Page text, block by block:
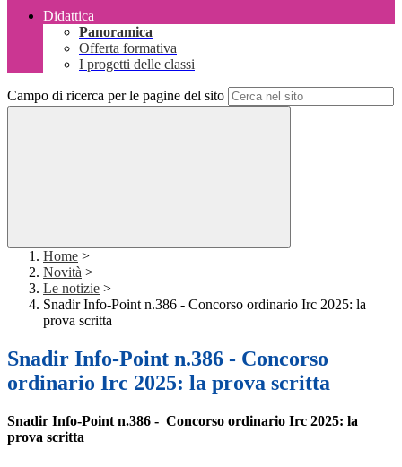
Didattica
Panoramica
Offerta formativa
I progetti delle classi
Campo di ricerca per le pagine del sito
Home >
Novità >
Le notizie >
Snadir Info-Point n.386 - Concorso ordinario Irc 2025: la
prova scritta
Snadir Info-Point n.386 - Concorso
ordinario Irc 2025: la prova scritta
Snadir Info-Point n.386 - Concorso ordinario Irc 2025: la
prova scritta